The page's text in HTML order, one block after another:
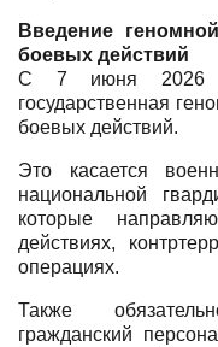
Введение
боевых действий
С 7 июня 2026
государственная
боевых действий.
Это касается
национальной
которые
действиях,
операциях.
Также
гражданский